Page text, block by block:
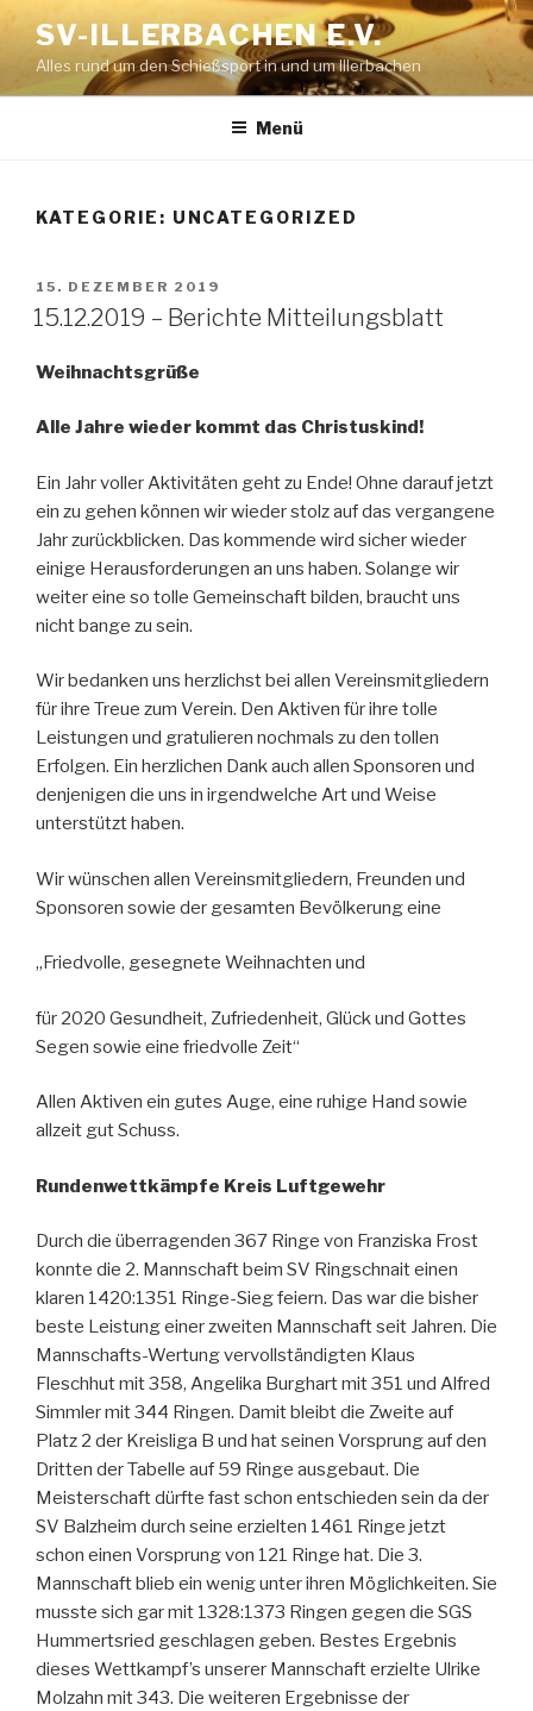
Zum
Inhalt
springen
SV-ILLERBACHEN E.V.
Alles rund um den Schießsport in und um Illerbachen
Menü
KATEGORIE: UNCATEGORIZED
VERÖFFENTLICHT
AM
15. DEZEMBER 2019
15.12.2019 – Berichte Mitteilungsblatt
Weihnachtsgrüße
Alle Jahre wieder kommt das Christuskind!
Ein Jahr voller Aktivitäten geht zu Ende! Ohne darauf jetzt
ein zu gehen können wir wieder stolz auf das vergangene
Jahr zurückblicken. Das kommende wird sicher wieder
einige Herausforderungen an uns haben. Solange wir
weiter eine so tolle Gemeinschaft bilden, braucht uns
nicht bange zu sein.
Wir bedanken uns herzlichst bei allen Vereinsmitgliedern
für ihre Treue zum Verein. Den Aktiven für ihre tolle
Leistungen und gratulieren nochmals zu den tollen
Erfolgen. Ein herzlichen Dank auch allen Sponsoren und
denjenigen die uns in irgendwelche Art und Weise
unterstützt haben.
Wir wünschen allen Vereinsmitgliedern, Freunden und
Sponsoren sowie der gesamten Bevölkerung eine
„Friedvolle, gesegnete Weihnachten und
für 2020 Gesundheit, Zufriedenheit, Glück und Gottes
Segen sowie eine friedvolle Zeit“
Allen Aktiven ein gutes Auge, eine ruhige Hand sowie
allzeit gut Schuss.
Rundenwettkämpfe Kreis Luftgewehr
Durch die überragenden 367 Ringe von Franziska Frost
konnte die 2. Mannschaft beim SV Ringschnait einen
klaren 1420:1351 Ringe-Sieg feiern. Das war die bisher
beste Leistung einer zweiten Mannschaft seit Jahren. Die
Mannschafts-Wertung vervollständigten Klaus
Fleschhut mit 358, Angelika Burghart mit 351 und Alfred
Simmler mit 344 Ringen. Damit bleibt die Zweite auf
Platz 2 der Kreisliga B und hat seinen Vorsprung auf den
Dritten der Tabelle auf 59 Ringe ausgebaut. Die
Meisterschaft dürfte fast schon entschieden sein da der
SV Balzheim durch seine erzielten 1461 Ringe jetzt
schon einen Vorsprung von 121 Ringe hat. Die 3.
Mannschaft blieb ein wenig unter ihren Möglichkeiten. Sie
musste sich gar mit 1328:1373 Ringen gegen die SGS
Hummertsried geschlagen geben. Bestes Ergebnis
dieses Wettkampf’s unserer Mannschaft erzielte Ulrike
Molzahn mit 343. Die weiteren Ergebnisse der